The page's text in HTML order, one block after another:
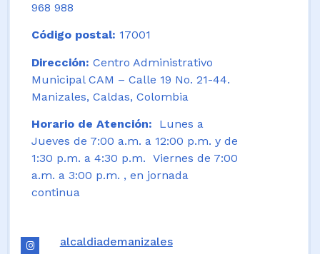
968 988
Código postal: 17001
Dirección: Centro Administrativo
Municipal CAM – Calle 19 No. 21-44.
Manizales, Caldas, Colombia
Horario de Atención: Lunes a
Jueves de 7:00 a.m. a 12:00 p.m. y de
1:30 p.m. a 4:30 p.m. Viernes de 7:00
a.m. a 3:00 p.m. , en jornada
continua
alcaldiademanizales